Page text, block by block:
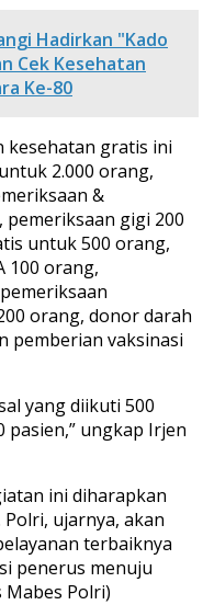
Hadirkan "Kado
Cek Kesehatan
Ke-80
kesehatan gratis ini
2.000 orang,
&
pemeriksaan gigi 200
untuk 500 orang,
100 orang,
orang, donor darah
pemberian vaksinasi
yang diikuti 500
pasien,” ungkap Irjen
ini diharapkan
ujarnya, akan
terbaiknya
penerus menuju
Mabes Polri)